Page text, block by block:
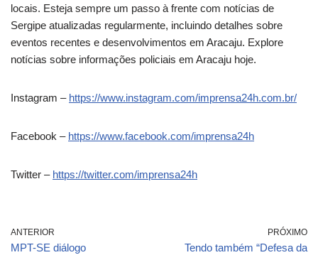
locais. Esteja sempre um passo à frente com notícias de
Sergipe atualizadas regularmente, incluindo detalhes sobre
eventos recentes e desenvolvimentos em Aracaju. Explore
notícias sobre informações policiais em Aracaju hoje.
Instagram – https://www.instagram.com/imprensa24h.com.br/
Facebook – https://www.facebook.com/imprensa24h
Twitter – https://twitter.com/imprensa24h
ANTERIOR
MPT-SE diálogo
PRÓXIMO
Tendo também “Defesa da